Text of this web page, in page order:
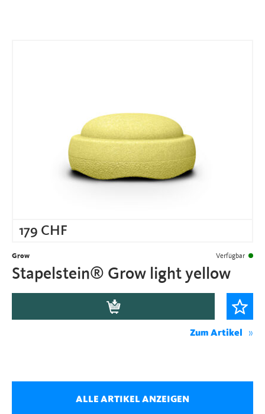
179 CHF
Grow Verfügbar
Stapelstein® Grow light yellow
Zum Artikel
ALLE ARTIKEL ANZEIGEN